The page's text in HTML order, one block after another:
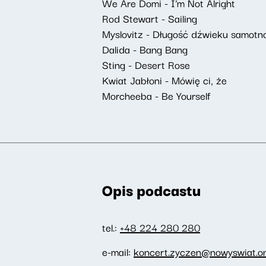
Rod Stewart - Sailing
Myslovitz - Długość dźwieku
Dalida - Bang Bang
Sting - Desert Rose
Kwiat Jabłoni - Mówię ci, że
Morcheeba - Be Yourself
Opis podcastu
tel.: +48 224 280 280
e-mail: